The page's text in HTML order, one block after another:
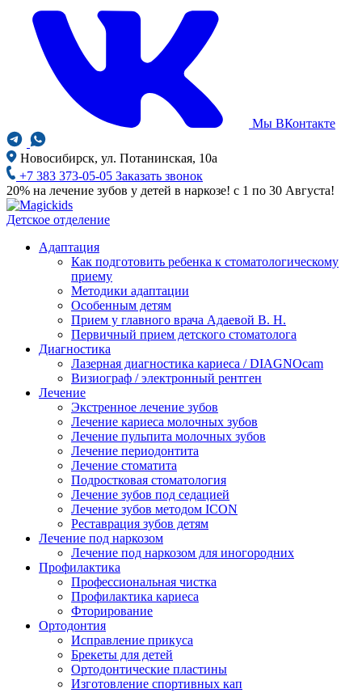
Мы ВКонтакте
Новосибирск, ул. Потанинская, 10а
+7 383 373-05-05 Заказать звонок
20% на лечение зубов у детей в наркозе! с 1 по 30 Августа!
Детское отделение
Адаптация
Как подготовить ребенка к стоматологическому
приему
Методики адаптации
Особенным детям
Прием у главного врача Адаевой В. Н.
Первичный прием детского стоматолога
Диагностика
Лазерная диагностика кариеса / DIAGNOcam
Визиограф / электронный рентген
Лечение
Экстренное лечение зубов
Лечение кариеса молочных зубов
Лечение пульпита молочных зубов
Лечение периодонтита
Лечение стоматита
Подростковая стоматология
Лечение зубов под седацией
Лечение зубов методом ICON
Реставрация зубов детям
Лечение под наркозом
Лечение под наркозом для иногородних
Профилактика
Профессиональная чистка
Профилактика кариеса
Фторирование
Ортодонтия
Исправление прикуса
Брекеты для детей
Ортодонтические пластины
Изготовление спортивных кап